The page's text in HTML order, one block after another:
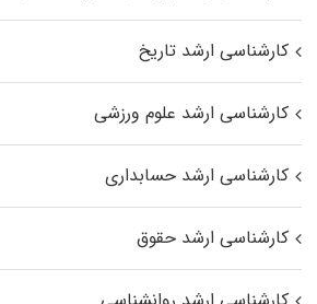
کارشناسی ارشد تاریخ
کارشناسی ارشد علوم ورزشی
کارشناسی ارشد حسابداری
کارشناسی ارشد حقوق